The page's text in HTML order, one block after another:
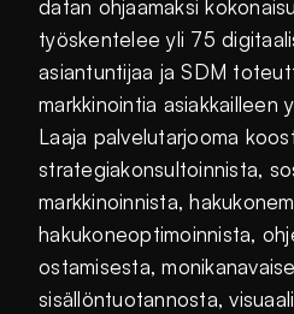
datan ohjaamaksi
työskentelee yli 75
asiantuntijaa ja SDM
markkinointia asiakkailleen
Laaja palvelutarjooma
strategiakonsultoinnista,
markkinoinnista,
hakukoneoptimoinnista,
ostamisesta,
sisällöntuotannosta,